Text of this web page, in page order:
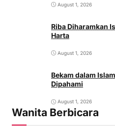
August 1, 2026
Riba Diharamkan
Harta
August 1, 2026
Bekam dalam
Dipahami
August 1, 2026
Wanita Berbicara